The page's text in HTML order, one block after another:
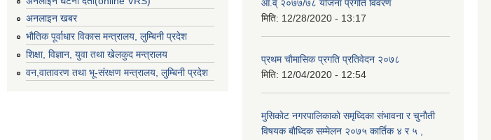
अनलाइन खबर
भौतिक पूर्वाधार विकास मन्त्रालय, लुम्बिनी प्रदेश
शिक्षा, विज्ञान, युवा तथा खेलकुद मन्‍‍त्रालय
वन,वातावरण तथा भू-संरक्षण मन्त्रालय, लुम्बिनी प्रदेश
आ.व् २०७७/७८ योजना प्रगति विवरण
मिति: 12/28/2020 - 13:17
प्रथम चाैमासिक प्रगति प्रतिवेदन २०७८
मिति: 12/04/2020 - 12:54
मुसिकाेट नगरपालिकाकाे समृध्दिका संभावना र चुनाैती
विषयक बाैध्दिक सम्मेलन २०७५ कार्तिक ४ र ५ ,